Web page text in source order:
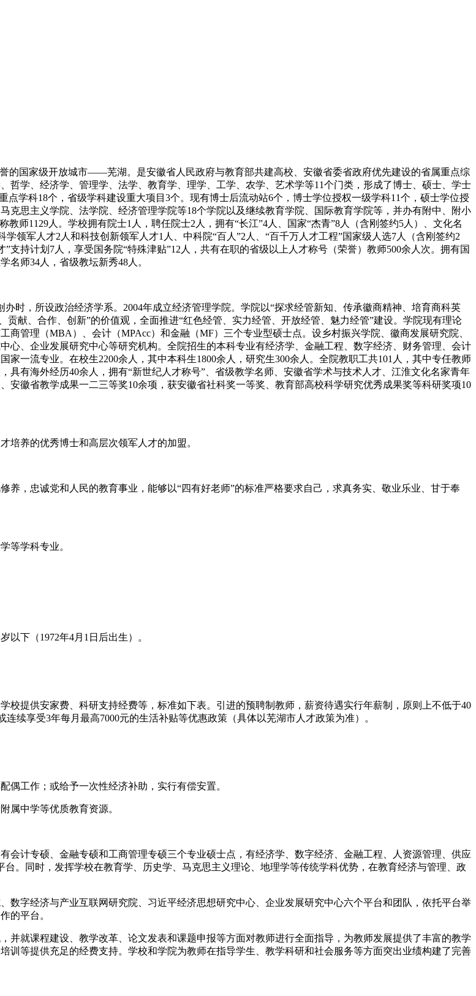
的国家级开放城市——芜湖。是安徽省人民政府与教育部共建高校、安徽省委省政府优先建设的省属重点综
学、经济学、管理学、法学、教育学、理学、工学、农学、艺术学等11个门类，形成了博士、硕士、学士
学科18个，省级学科建设重大项目3个。现有博士后流动站6个，博士学位授权一级学科11个，硕士学位授
克思主义学院、法学院、经济管理学院等18个学院以及继续教育学院、国际教育学院等，并办有附中、附小
师1129人。学校拥有院士1人，聘任院士2人，拥有“长江”4人、国家“杰青”8人（含刚签约5人）、文化名
领军人才2人和科技创新领军人才1人、中科院“百人”2人、“百千万人才工程”国家级人选7人（含刚签约2
支持计划7人，享受国务院“特殊津贴”12人，共有在职的省级以上人才称号（荣誉）教师500余人次。拥有国
名师34人，省级教坛新秀48人。
时，所设政治经济学系。2004年成立经济管理学院。学院以“探求经管新知、传承徽商精神、培育商科英
献、合作、创新”的价值观，全面推进“红色经管、实力经管、开放经管、魅力经管”建设。学院现有理论
管理（MBA）、会计（MPAcc）和金融（MF）三个专业型硕士点。设乡村振兴学院、徽商发展研究院、
心、企业发展研究中心等研究机构。全院招生的本科专业有经济学、金融工程、数字经济、财务管理、会计
一流专业。在校生2200余人，其中本科生1800余人，研究生300余人。全院教职工共101人，其中专任教师
具有海外经历40余人，拥有“新世纪人才称号”、省级教学名师、安徽省学术与技术人才、江淮文化名家青年
徽省教学成果一二三等奖10余项，获安徽省社科奖一等奖、教育部高校科学研究优秀成果奖等科研奖项10
培养的优秀博士和高层次领军人才的加盟。
，忠诚党和人民的教育事业，能够以“四有好老师”的标准严格要求自己，求真务实、敬业乐业、甘于奉
等学科专业。
以下（1972年4月1日后出生）。
提供安家费、科研支持经费等，标准如下表。引进的预聘制教师，薪资待遇实行年薪制，原则上不低于40
续享受3年每月最高7000元的生活补贴等优惠政策（具体以芜湖市人才政策为准）。
偶工作；或给予一次性经济补助，实行有偿安置。
属中学等优质教育资源。
计专硕、金融专硕和工商管理专硕三个专业硕士点，有经济学、数字经济、金融工程、人资源管理、供应
。同时，发挥学校在教育学、历史学、马克思主义理论、地理学等传统学科优势，在教育经济与管理、政
数字经济与产业互联网研究院、习近平经济思想研究中心、企业发展研究中心六个平台和团队，依托平台举
的平台。
就课程建设、教学改革、论文发表和课题申报等方面对教师进行全面指导，为教师发展提供了丰富的教学
训等提供充足的经费支持。学校和学院为教师在指导学生、教学科研和社会服务等方面突出业绩构建了完善